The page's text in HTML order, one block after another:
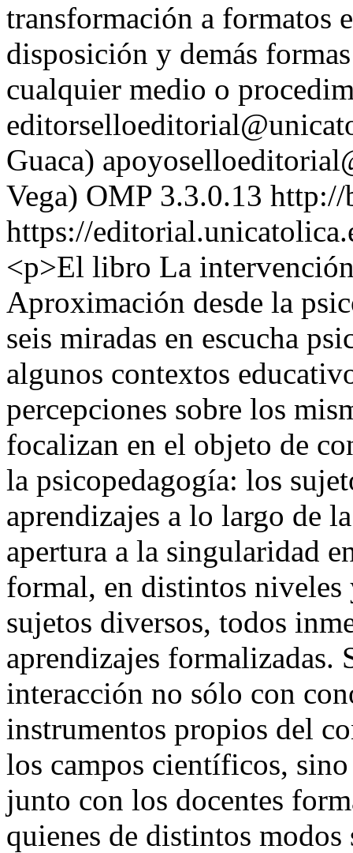
transformación a formatos
disposición y demás
cualquier medio o
Guaca)
Vega) OMP 3.3.0.13 http://
https://
<p>El libro La
Aproximación desde la
seis miradas en escucha
algunos contextos
percepciones sobre los
focalizan en el objeto de
la psicopedagogía: los
aprendizajes a lo largo de
apertura a la singularidad
formal, en distintos
sujetos diversos, todos
aprendizajes formalizadas.
interacción no sólo con
instrumentos propios del
los campos científicos,
junto con los docentes
quienes de distintos